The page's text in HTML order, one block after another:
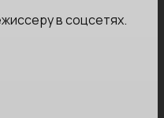
в соцсетях.